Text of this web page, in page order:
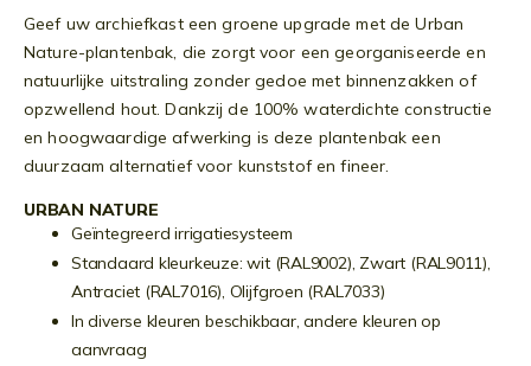
Geef uw archiefkast een groene upgrade met de Urban
Nature-plantenbak, die zorgt voor een georganiseerde en
natuurlijke uitstraling zonder gedoe met binnenzakken of
opzwellend hout. Dankzij de 100% waterdichte constructie
en hoogwaardige afwerking is deze plantenbak een
duurzaam alternatief voor kunststof en fineer.
URBAN NATURE
Geïntegreerd irrigatiesysteem
Standaard kleurkeuze: wit (RAL9002), Zwart (RAL9011),
Antraciet (RAL7016), Olijfgroen (RAL7033)
In diverse kleuren beschikbaar, andere kleuren op
aanvraag